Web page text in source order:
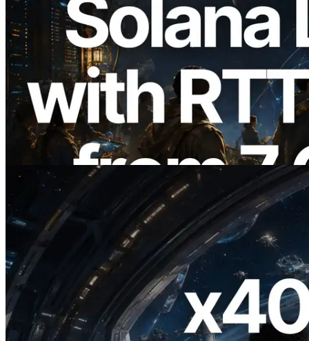
2026.08.05
ERPC erweitert Solana Leader Slot API
um Ping-Messung aus 7 globalen
Regionen — Validators Information API
ebenfalls gestartet
Lesen Sie diesen Artikel
2026.07.04